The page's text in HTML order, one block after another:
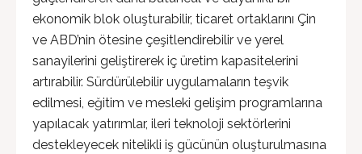
ekonomik blok oluşturabilir, ticaret ortaklarını Çin
ve ABD’nin ötesine çeşitlendirebilir ve yerel
sanayilerini geliştirerek iç üretim kapasitelerini
artırabilir. Sürdürülebilir uygulamaların teşvik
edilmesi, eğitim ve mesleki gelişim programlarına
yapılacak yatırımlar, ileri teknoloji sektörlerini
destekleyecek nitelikli iş gücünün oluşturulmasına